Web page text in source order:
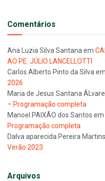
Comentários
Ana Luzia Silva Santana em
AO PE. JÚLIO LANCELLOTTI
Carlos Alberto Pinto da Silva em
2026
Maria de Jesus Santana
– Programação completa
Manoel PAIXÃO dos Santos em
Programação completa
Dalva aparecida Pereira Martins
Verão 2023
Arquivos